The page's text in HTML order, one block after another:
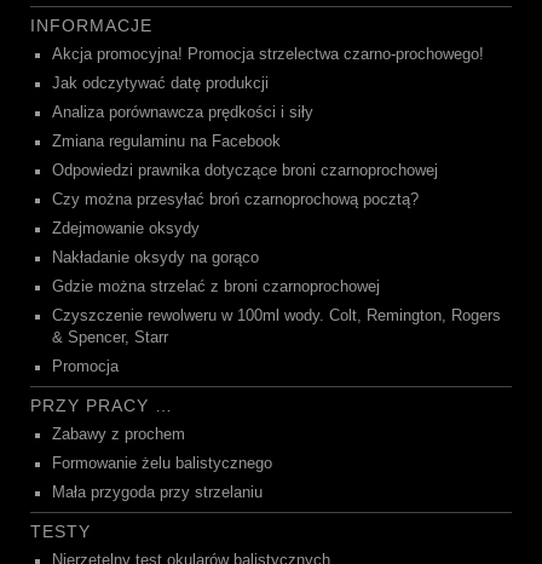
INFORMACJE
Akcja promocyjna! Promocja strzelectwa czarno-prochowego!
Jak odczytywać datę produkcji
Analiza porównawcza prędkości i siły
Zmiana regulaminu na Facebook
Odpowiedzi prawnika dotyczące broni czarnoprochowej
Czy można przesyłać broń czarnoprochową pocztą?
Zdejmowanie oksydy
Nakładanie oksydy na gorąco
Gdzie można strzelać z broni czarnoprochowej
Czyszczenie rewolweru w 100ml wody. Colt, Remington, Rogers
& Spencer, Starr
Promocja
PRZY PRACY …
Zabawy z prochem
Formowanie żelu balistycznego
Mała przygoda przy strzelaniu
TESTY